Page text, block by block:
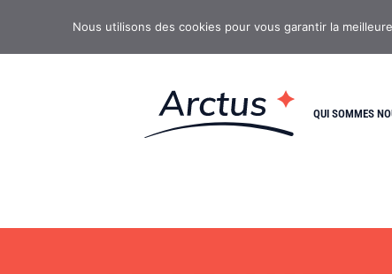
QUI SOMMES
Nous utilisons des cookies pour vous garantir la